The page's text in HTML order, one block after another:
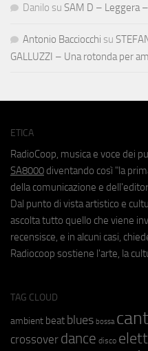
Danilo su SAM D – Leggera
Antonio Bacciocchi su
GALLUZZI – Una rotonda per
ETICA
RadioCoop, musica e voce dei
SA8000 diventando così "la
della comunicazione e
Dal punto di vista artistico e
ascolta tutto quello che viene
recensisce, e in alcuni casi,
Radiocoop sostiene l'arte, la
TAG CLOUD
ambient beat blues bossa
crossover dance disco